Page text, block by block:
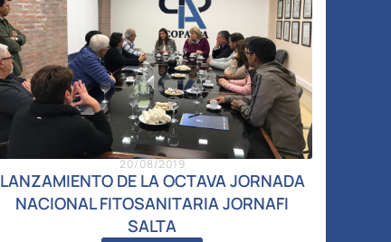
20/08/2019
LANZAMIENTO DE LA OCTAVA JORNADA
NACIONAL FITOSANITARIA JORNAFI
SALTA